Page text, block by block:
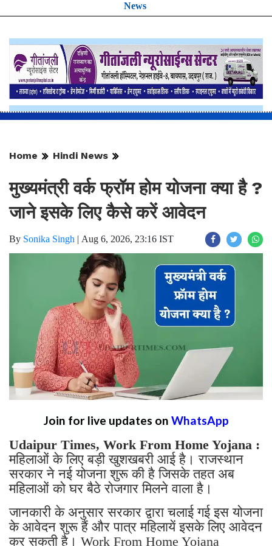
News
Home Hindi News
मुख्यमंत्री वर्क फ्रॉम होम योजना क्या है ?
जाने इसके लिए कैसे करें आवेदन
By Sonika Singh | Aug 6, 2026, 23:16 IST
Join for live updates on WhatsApp
Udaipur Times, Work From Home Yojana :
महिलाओं के लिए बड़ी खुशखबरी आई है। राजस्थान
सरकार ने नई योजना शुरू की है जिसके तहत अब
महिलाओं को घर बैठे रोजगार मिलने वाला है।
जानकारी के अनुसार सरकार द्वारा चलाई गई इस योजना
के आवेदन शुरू हैं और पात्र महिलायें इसके लिए आवेदन
कर सकती है। Work From Home Yojana